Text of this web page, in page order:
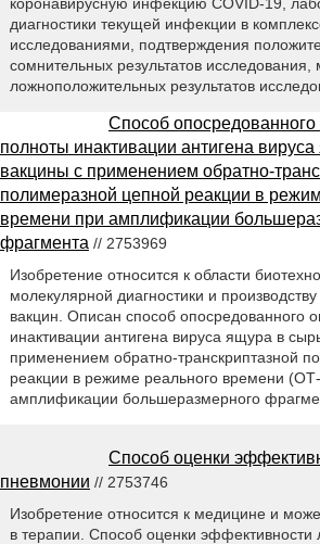
диагностики текущей инфекции в
исследованиями, подтверждения
сомнительных результатов
ложноположительных результатов
Способ
полноты инактивации антигена
вакцины с применением обратно-
полимеразной цепной реакции в
времени при амплификации
фрагмента // 2753969
Изобретение относится к области
молекулярной диагностики и
вакцин. Описан способ опосредованного
инактивации антигена вируса ящура в
применением обратно-транскриптазной
реакции в режиме реального времени
амплификации большеразмерного
Способ оценки
пневмонии // 2753746
Изобретение относится к медицине и
в терапии. Способ оценки эффективности